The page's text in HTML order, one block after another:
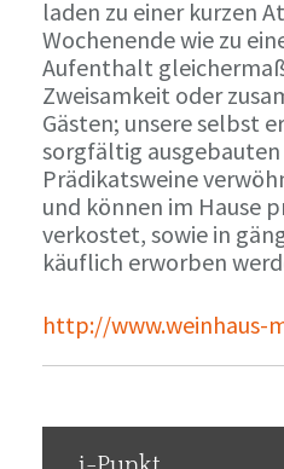
laden zu einer kurzen
Wochenende wie zu
Aufenthalt
Zweisamkeit oder
Gästen; unsere selbst
sorgfältig
Prädikatsweine
und können im Hause
verkostet, sowie in
käuflich erworben
http://www.weinhaus-